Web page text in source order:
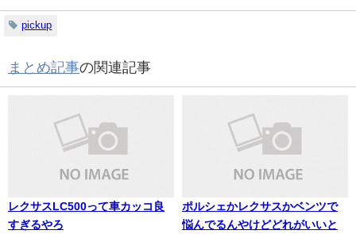
pickup
まとめ記事の関連記事
レクサスLC500って車カッコ良
すぎるやろ
ポルシェかレクサスかベンツで
悩んでるんやけどどれがいいと